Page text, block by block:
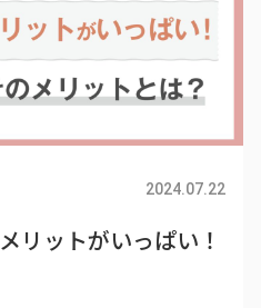
2024.07.22
リットがいっぱい！